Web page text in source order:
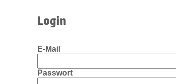
Login
E-Mail
Passwort